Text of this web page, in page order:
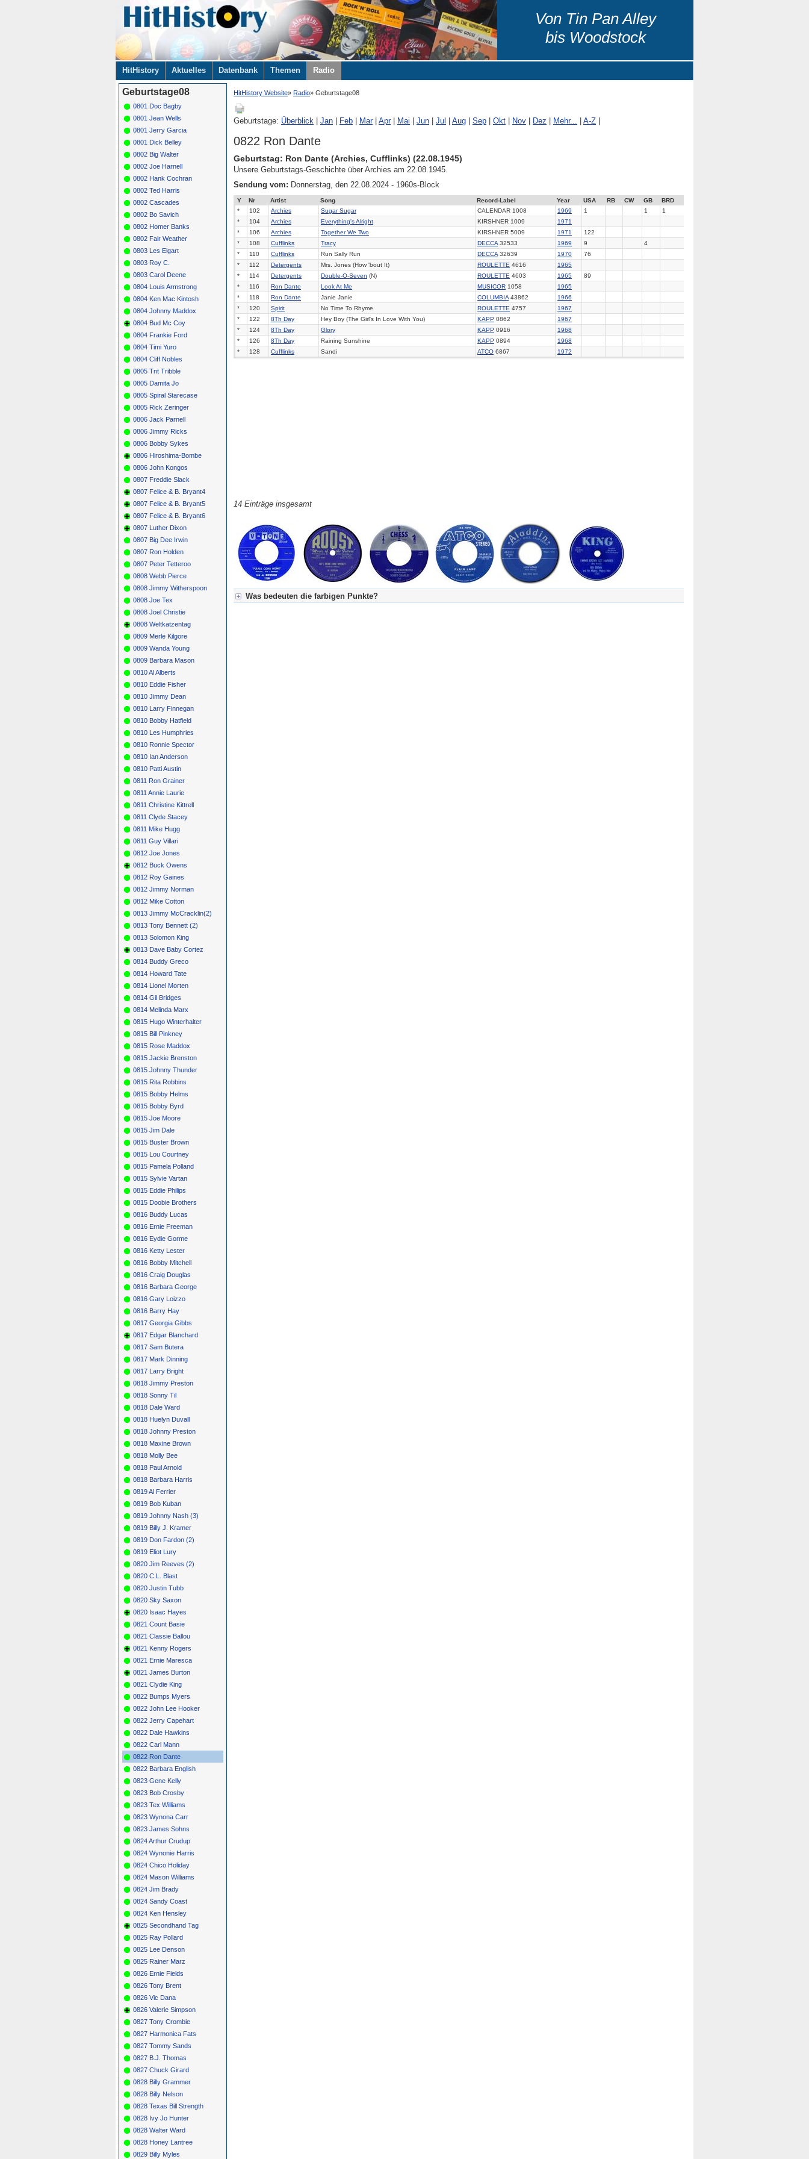
Von Tin Pan Alley
bis Woodstock
Navigation
überspringen
HitHistory Aktuelles Datenbank Themen Radio
HitHistory Website Radio Geburtstage08
Geburtstage: Überblick Jan Feb Mar| Apr| Mai Jun Jul Aug Sep Okt Nov Dez Mehr... A-Z
0822 Ron Dante
Geburtstag: Ron Dante (Archies, Cufflinks) (22.08.1945)
Unsere Geburtstags-Geschichte über Archies am 22.08.1945.
Sendung vom: Donnerstag, den 22.08.2024 - 1960s-Block
Y Nr Artist Song Record-Label Year USA RB CW GB
BRD
*
102 Archies Sugar Sugar CALENDAR 1008 1969 1 1
1
*
104 Archies Everything's Alright KIRSHNER 1009
1971
*
106 Archies Together We Two KIRSHNER 5009 1971
122
*
108 Cufflinks Tracy DECCA32533 1969 9
4
*
110 Cufflinks Run Sally Run DECCA32639 1970
76
*
112 Detergents Mrs. Jones (How 'bout It) ROULETTE 4616
1965
*
114 Detergents Double-O-Seven (N) ROULETTE 4603 1965
89
*
116 Ron Dante Look At Me MUSICOR 1058
1965
*
118 Ron Dante Janie Janie COLUMBIA43862
1966
*
120 Spirit No Time To Rhyme ROULETTE 4757
1967
*
122 8Th Day Hey Boy (The Girl's In Love With You) KAPP 0862
1967
*
124 8Th Day Glory KAPP 0916
1968
*
126 8Th Day Raining Sunshine KAPP 0894
1968
*
128 Cufflinks Sandi ATCO 6867 1972
14 Einträge insgesamt
Was bedeuten die farbigen Punkte?
Geburtstage08
0801 Doc Bagby
0801 Jean Wells
0801 Jerry Garcia
0801 Dick Belley
0802 Big Walter
0802 Joe Harnell
0802 Hank Cochran
0802 Ted Harris
0802 Cascades
0802 Bo Savich
0802 Homer Banks
0802 Fair Weather
0803 Les Elgart
0803 Roy C.
0803 Carol Deene
0804 Louis Armstrong
0804 Ken Mac Kintosh
0804 Johnny Maddox
0804 Bud Mc Coy
0804 Frankie Ford
0804 Timi Yuro
0804 Cliff Nobles
0805 Tnt Tribble
0805 Damita Jo
0805 Spiral Starecase
0805 Rick Zeringer
0806 Jack Parnell
0806 Jimmy Ricks
0806 Bobby Sykes
0806 Hiroshima-Bombe
0806 John Kongos
0807 Freddie Slack
0807 Felice & B. Bryant4
0807 Felice & B. Bryant5
0807 Felice & B. Bryant6
0807 Luther Dixon
0807 Big Dee Irwin
0807 Ron Holden
0807 Peter Tetteroo
0808 Webb Pierce
0808 Jimmy Witherspoon
0808 Joe Tex
0808 Joel Christie
0808 Weltkatzentag
0809 Merle Kilgore
0809 Wanda Young
0809 Barbara Mason
0810 Al Alberts
0810 Eddie Fisher
0810 Jimmy Dean
0810 Larry Finnegan
0810 Bobby Hatfield
0810 Les Humphries
0810 Ronnie Spector
0810 Ian Anderson
0810 Patti Austin
0811 Ron Grainer
0811 Annie Laurie
0811 Christine Kittrell
0811 Clyde Stacey
0811 Mike Hugg
0811 Guy Villari
0812 Joe Jones
0812 Buck Owens
0812 Roy Gaines
0812 Jimmy Norman
0812 Mike Cotton
0813 Jimmy McCracklin(2)
0813 Tony Bennett (2)
0813 Solomon King
0813 Dave Baby Cortez
0814 Buddy Greco
0814 Howard Tate
0814 Lionel Morten
0814 Gil Bridges
0814 Melinda Marx
0815 Hugo Winterhalter
0815 Bill Pinkney
0815 Rose Maddox
0815 Jackie Brenston
0815 Johnny Thunder
0815 Rita Robbins
0815 Bobby Helms
0815 Bobby Byrd
0815 Joe Moore
0815 Jim Dale
0815 Buster Brown
0815 Lou Courtney
0815 Pamela Polland
0815 Sylvie Vartan
0815 Eddie Philips
0815 Doobie Brothers
0816 Buddy Lucas
0816 Ernie Freeman
0816 Eydie Gorme
0816 Ketty Lester
0816 Bobby Mitchell
0816 Craig Douglas
0816 Barbara George
0816 Gary Loizzo
0816 Barry Hay
0817 Georgia Gibbs
0817 Edgar Blanchard
0817 Sam Butera
0817 Mark Dinning
0817 Larry Bright
0818 Jimmy Preston
0818 Sonny Til
0818 Dale Ward
0818 Huelyn Duvall
0818 Johnny Preston
0818 Maxine Brown
0818 Molly Bee
0818 Paul Arnold
0818 Barbara Harris
0819 Al Ferrier
0819 Bob Kuban
0819 Johnny Nash (3)
0819 Billy J. Kramer
0819 Don Fardon (2)
0819 Eliot Lury
0820 Jim Reeves (2)
0820 C.L. Blast
0820 Justin Tubb
0820 Sky Saxon
0820 Isaac Hayes
0821 Count Basie
0821 Classie Ballou
0821 Kenny Rogers
0821 Ernie Maresca
0821 James Burton
0821 Clydie King
0822 Bumps Myers
0822 John Lee Hooker
0822 Jerry Capehart
0822 Dale Hawkins
0822 Carl Mann
0822 Ron Dante
0822 Barbara English
0823 Gene Kelly
0823 Bob Crosby
0823 Tex Williams
0823 Wynona Carr
0823 James Sohns
0824 Arthur Crudup
0824 Wynonie Harris
0824 Chico Holiday
0824 Mason Williams
0824 Jim Brady
0824 Sandy Coast
0824 Ken Hensley
0825 Secondhand Tag
0825 Ray Pollard
0825 Lee Denson
0825 Rainer Marz
0826 Ernie Fields
0826 Tony Brent
0826 Vic Dana
0826 Valerie Simpson
0827 Tony Crombie
0827 Harmonica Fats
0827 Tommy Sands
0827 B.J. Thomas
0827 Chuck Girard
0828 Billy Grammer
0828 Billy Nelson
0828 Texas Bill Strength
0828 Ivy Jo Hunter
0828 Walter Ward
0828 Honey Lantree
0829 Billy Myles